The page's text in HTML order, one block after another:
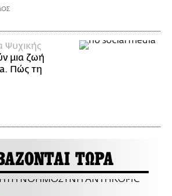
Ψυχικής
μια ζωή
Πώς τη
ΤΩΡΑ